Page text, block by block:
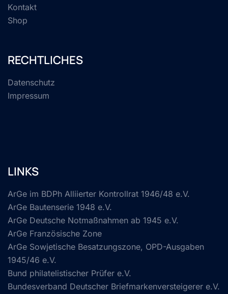
Kontakt
Shop
RECHTLICHES
Datenschutz
Impressum
LINKS
ArGe im BDPh Alliierter Kontrollrat 1946/48 e.V.
ArGe Bautenserie 1948 e.V.
ArGe Deutsche Notmaßnahmen ab 1945 e.V.
ArGe Französische Zone
ArGe Sowjetische Besatzungszone, OPD-Ausgaben
1945/46 e.V.
Bund philatelistischer Prüfer e.V.
Bundesverband Deutscher Briefmarkenversteigerer e.V.